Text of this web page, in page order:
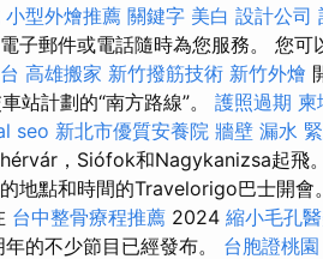
小型外燴推薦 關鍵字 美白 設計公司
子郵件或電話隨時為您服務。 您
高雄搬家 新竹撥筋技術 新竹外燴
站計劃的“南方路線”。 護照過期 柬
seo 新北市優質安養院 牆壁 漏水
，Siófok和Nagykanizsa起飛。
地點和時間的Travelorigo巴士開
台中整骨療程推薦 2024 縮小毛孔
的不少節目已經發布。 台胞證桃園